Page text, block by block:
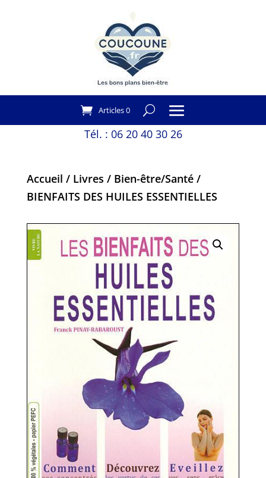
Articles 0
Tél. : 06 20 40 30 26
Accueil / Livres / Bien-être/Santé/
BIENFAITS DES HUILES ESSENTIELLES